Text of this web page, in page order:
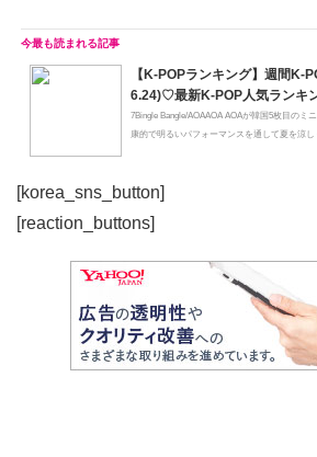
【K-POPランキング】週間K-
6.24)♡最新K-POP人気ランキ
7Bingle Bangle/AOAAOA AOAが韓国5枚目のミ
康的で明るいパフォーマンスを通して夏を涼
[korea_sns_button]
[reaction_buttons]